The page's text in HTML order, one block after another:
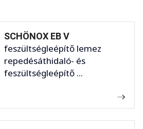
SCHÖNOX EB V
feszültségleépítő lemez
repedésáthidaló- és
feszültségleépítő ...